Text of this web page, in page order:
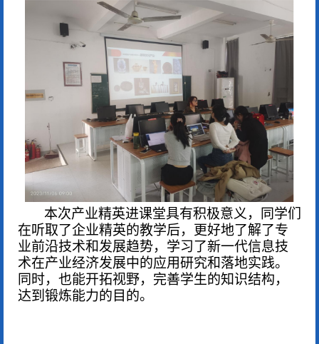
本次产业精英进课堂具有积极意义，同学们
在听取了企业精英的教学后，更好地了解了专
业前沿技术和发展趋势，学习了新一代信息技
术在产业经济发展中的应用研究和落地实践。
同时，也能开拓视野，完善学生的知识结构，
达到锻炼能力的目的。